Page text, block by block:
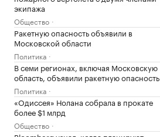
экипажа
Общество
Ракетную опасность объявили в
Московской области
Политика
В семи регионах, включая Московскую
область, объявили ракетную опасность
Политика
«Одиссея» Нолана собрала в прокате
более $1 млрд
Общество